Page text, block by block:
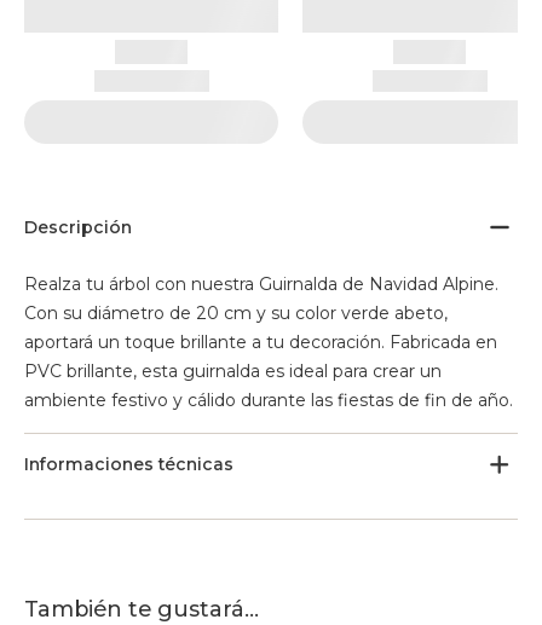
Descripción
Realza tu árbol con nuestra Guirnalda de Navidad Alpine.
Con su diámetro de 20 cm y su color verde abeto,
aportará un toque brillante a tu decoración. Fabricada en
PVC brillante, esta guirnalda es ideal para crear un
ambiente festivo y cálido durante las fiestas de fin de año.
Informaciones técnicas
También te gustará...